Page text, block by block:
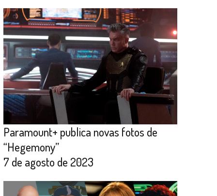
Paramount+ publica novas fotos de
“Hegemony”
7 de agosto de 2023